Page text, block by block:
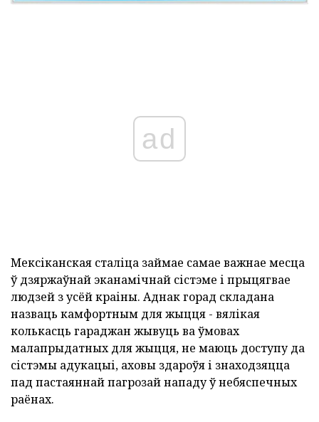
ad
Мексіканская сталіца займае самае важнае месца
ў дзяржаўнай эканамічнай сістэме і прыцягвае
людзей з усёй краіны. Аднак горад складана
назваць камфортным для жыцця - вялікая
колькасць гараджан жывуць ва ўмовах
малапрыдатных для жыцця, не маюць доступу да
сістэмы адукацыі, аховы здароўя і знаходзяцца
пад пастаяннай пагрозай нападу ў небяспечных
раёнах.